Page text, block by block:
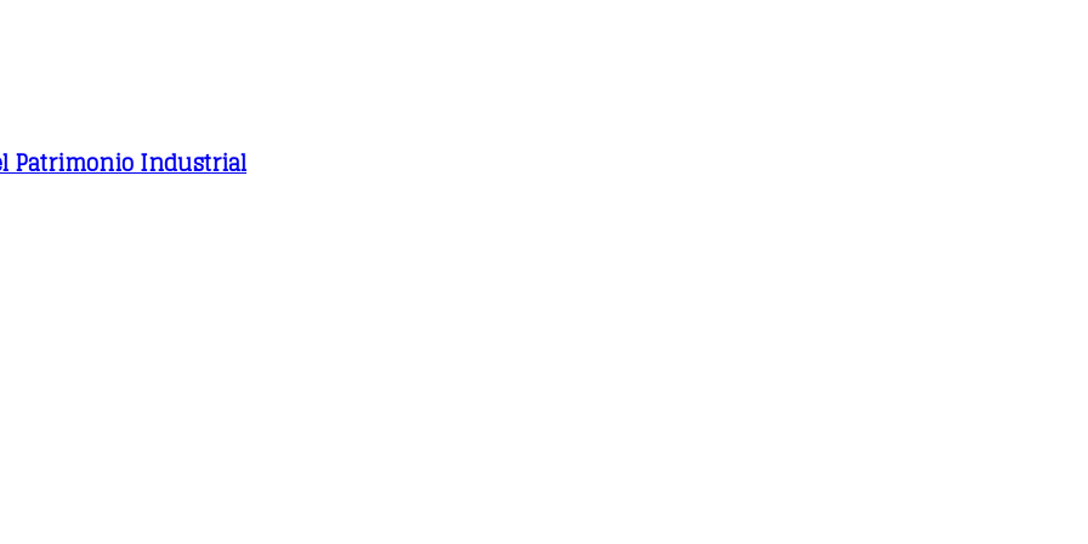
Patrimonio Industrial